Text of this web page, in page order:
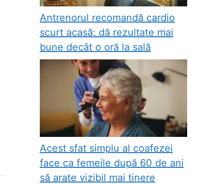
Antrenorul recomandă cardio
scurt acasă: dă rezultate mai
bune decât o oră la sală
Acest sfat simplu al coafezei
face ca femeile după 60 de ani
să arate vizibil mai tinere